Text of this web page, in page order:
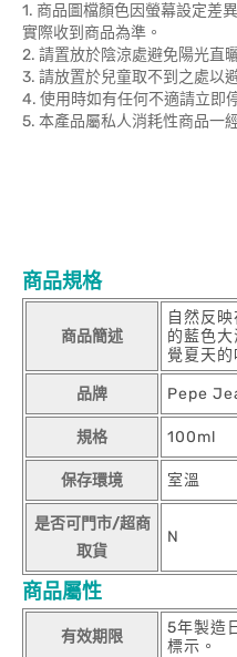
1. 商品圖檔顏色因螢幕設定差
實際收到商品為準。
2. 請置放於陰涼處避免陽光直
3. 請放置於兒童取不到之處以
4. 使用時如有任何不適請立即
5. 本產品屬私人消耗性商品一
商品規格
商品簡述
自然反
的藍色
覺夏天的
品牌 Pepe
規格 100ml
保存環境 室溫
是否可門市/超商
取貨
N
商品屬性
有效期限
5年製造
標示。